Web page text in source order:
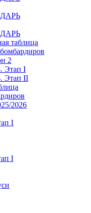
таблица
2
I
II
2026
I
I